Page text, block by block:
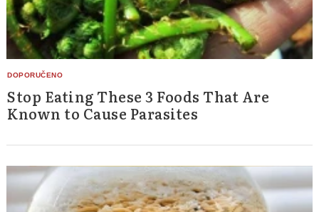
Stop Eating These 3 Foods That Are
Known to Cause Parasites